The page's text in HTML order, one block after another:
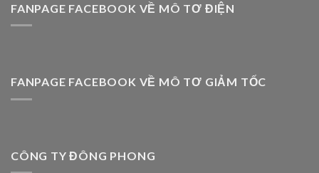
FANPAGE FACEBOOK VỀ MÔ TƠ ĐIỆN
FANPAGE FACEBOOK VỀ MÔ TƠ GIẢM TỐC
CÔNG TY ĐÔNG PHONG